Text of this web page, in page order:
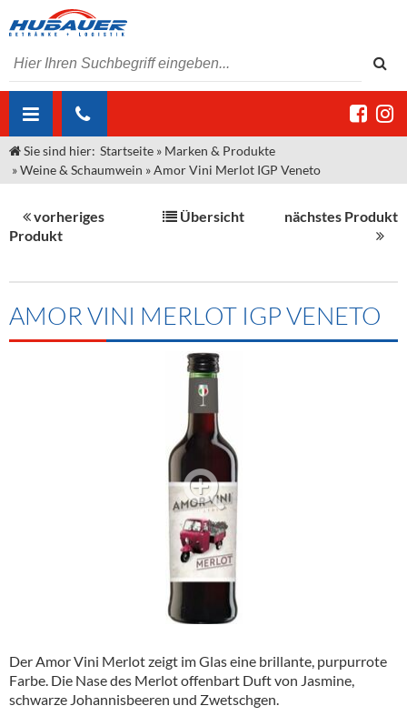
ÜBER UNS
Unser Liefergebiet
Kontakt
Angebote Gastronomie & Großhandel
Neuigkeiten
MARKEN & PRODUKTE
Sirup
Spirituosen
Kommisionskauf & Lieferbedingungen
Fremddienstleistungen
Sie sind hier: Startseite » Marken & Produkte
»Weine & Schaumwein »Amor Vini Merlot IGP Veneto
vorheriges
Produkt
Übersicht nächstes Produkt
AMOR VINI MERLOT IGP VENETO
Der Amor Vini Merlot zeigt im Glas eine brillante, purpurrote
Farbe. Die Nase des Merlot offenbart Duft von Jasmine,
schwarze Johannisbeeren und Zwetschgen.